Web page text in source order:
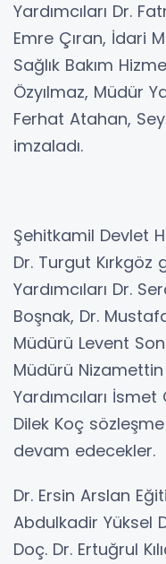
Yardımcıları Dr.
Emre Çıran, İdari
Sağlık Bakım
Özyılmaz, Müdür
Ferhat Atahan,
imzaladı.
Şehitkamil Devlet
Dr. Turgut
Yardımcıları Dr.
Boşnak, Dr.
Müdürü Levent
Müdürü Nizamettin
Yardımcıları
Dilek Koç
devam edecekler.
Dr. Ersin Arslan
Abdulkadir Yüksel
Doç. Dr. Ertuğrul